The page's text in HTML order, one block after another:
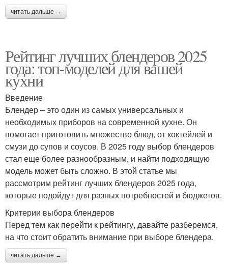
читать дальше →
Рейтинг лучших блендеров 2025
года: топ-моделей для вашей
кухни
Введение
Блендер – это один из самых универсальных и
необходимых приборов на современной кухне. Он
помогает приготовить множество блюд, от коктейлей и
смузи до супов и соусов. В 2025 году выбор блендеров
стал еще более разнообразным, и найти подходящую
модель может быть сложно. В этой статье мы
рассмотрим рейтинг лучших блендеров 2025 года,
которые подойдут для разных потребностей и бюджетов.
Критерии выбора блендеров
Перед тем как перейти к рейтингу, давайте разберемся,
на что стоит обратить внимание при выборе блендера.
читать дальше →